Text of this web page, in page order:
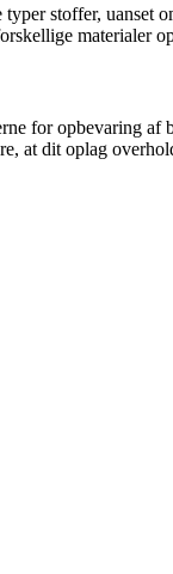
stoffer, uanset
materialer
for opbevaring
at dit oplag